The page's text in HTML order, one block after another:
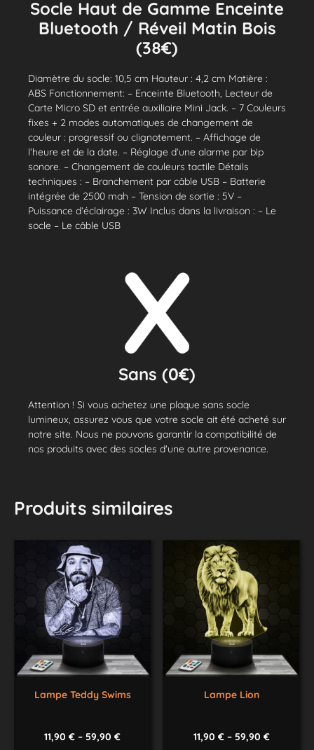
Socle Haut de Gamme Enceinte
Bluetooth / Réveil Matin Bois
(38€)
Diamètre du socle: 10,5 cm Hauteur : 4,2 cm Matière :
ABS Fonctionnement: – Enceinte Bluetooth, Lecteur de
Carte Micro SD et entrée auxiliaire Mini Jack. – 7 Couleurs
fixes + 2 modes automatiques de changement de
couleur : progressif ou clignotement. – Affichage de
l’heure et de la date. – Réglage d’une alarme par bip
sonore. – Changement de couleurs tactile Détails
techniques : – Branchement par câble USB – Batterie
intégrée de 2500 mah – Tension de sortie : 5V –
Puissance d’éclairage : 3W Inclus dans la livraison : – Le
socle – Le câble USB
Sans (0€)
Attention ! Si vous achetez une plaque sans socle
lumineux, assurez vous que votre socle ait été acheté sur
notre site. Nous ne pouvons garantir la compatibilité de
nos produits avec des socles d'une autre provenance.
Produits similaires
Lampe Teddy Swims
11,90€ –59,90€
Lampe Lion
11,90 €– 59,90 €